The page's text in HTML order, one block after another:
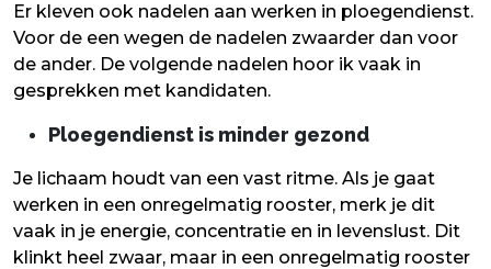
Er kleven ook nadelen aan werken in ploegendienst.
Voor de een wegen de nadelen zwaarder dan voor
de ander. De volgende nadelen hoor ik vaak in
gesprekken met kandidaten.
Ploegendienst is minder gezond
Je lichaam houdt van een vast ritme. Als je gaat
werken in een onregelmatig rooster, merk je dit
vaak in je energie, concentratie en in levenslust. Dit
klinkt heel zwaar, maar in een onregelmatig rooster